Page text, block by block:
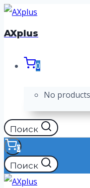
Перейти
к
AXplus
0
No
Поиск
0
Поиск